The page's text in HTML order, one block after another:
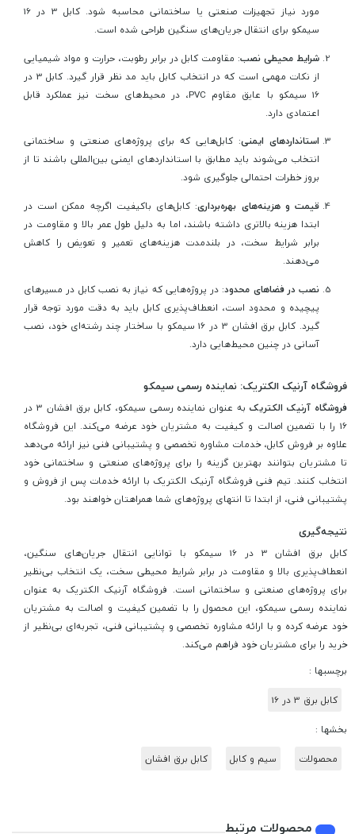
مورد نیاز تجهیزات صنعتی یا ساختمانی محاسبه شود. کابل 3 در 16
سیمکو برای انتقال جریان‌های سنگین طراحی شده است.
شرایط محیطی نصب: مقاومت کابل در برابر رطوبت، حرارت و مواد شیمیایی
از نکات مهمی است که در انتخاب کابل باید مد نظر قرار گیرد. کابل 3 در
16 سیمکو با عایق مقاوم PVC، در محیط‌های سخت نیز عملکرد قابل
اعتمادی دارد.
استانداردهای ایمنی: کابل‌هایی که برای پروژه‌های صنعتی و ساختمانی
انتخاب می‌شوند باید مطابق با استانداردهای ایمنی بین‌المللی باشند تا از
بروز خطرات احتمالی جلوگیری شود.
قیمت و هزینه‌های بهره‌برداری: کابل‌های باکیفیت اگرچه ممکن است در
ابتدا هزینه بالاتری داشته باشند، اما به دلیل طول عمر بالا و مقاومت در
برابر شرایط سخت، در بلندمدت هزینه‌های تعمیر و تعویض را کاهش
می‌دهند.
نصب در فضاهای محدود: در پروژه‌هایی که نیاز به نصب کابل در مسیرهای
پیچیده و محدود است، انعطاف‌پذیری کابل باید به دقت مورد توجه قرار
گیرد. کابل برق افشان 3 در 16 سیمکو با ساختار چند رشته‌ای خود، نصب
آسانی در چنین محیط‌هایی دارد.
فروشگاه آرنیک الکتریک: نماینده رسمی سیمکو
فروشگاه آرنیک الکتریک
به عنوان نماینده رسمی سیمکو، کابل برق افشان 3 در
16 را با تضمین اصالت و کیفیت به مشتریان خود عرضه می‌کند. این فروشگاه
علاوه بر فروش کابل، خدمات مشاوره تخصصی و پشتیبانی فنی نیز ارائه می‌دهد
تا مشتریان بتوانند بهترین گزینه را برای پروژه‌های صنعتی و ساختمانی خود
انتخاب کنند. تیم فنی فروشگاه آرنیک الکتریک با ارائه خدمات پس از فروش و
پشتیبانی فنی، از ابتدا تا انتهای پروژه‌های شما همراهتان خواهند بود.
نتیجه‌گیری
کابل برق افشان 3 در 16 سیمکو با توانایی انتقال جریان‌های سنگین،
انعطاف‌پذیری بالا و مقاومت در برابر شرایط محیطی سخت، یک انتخاب بی‌نظیر
برای پروژه‌های صنعتی و ساختمانی است. فروشگاه آرنیک الکتریک به عنوان
نماینده رسمی سیمکو، این محصول را با تضمین کیفیت و اصالت به مشتریان
خود عرضه کرده و با ارائه مشاوره تخصصی و پشتیبانی فنی، تجربه‌ای بی‌نظیر از
خرید را برای مشتریان خود فراهم می‌کند.
برچسبها :
کابل برق 3 در 16
بخشها :
محصولات
سیم و کابل کابل برق افشان
محصولات مرتبط